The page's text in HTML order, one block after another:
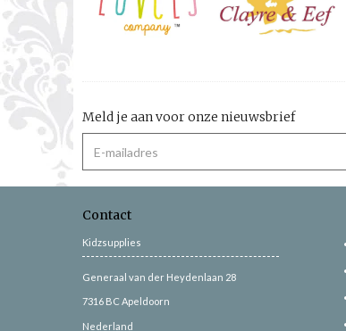
Meld je aan voor onze nieuwsbrief
Contact
Kidzsupplies
Generaal van der Heydenlaan 28
7316 BC Apeldoorn
Nederland